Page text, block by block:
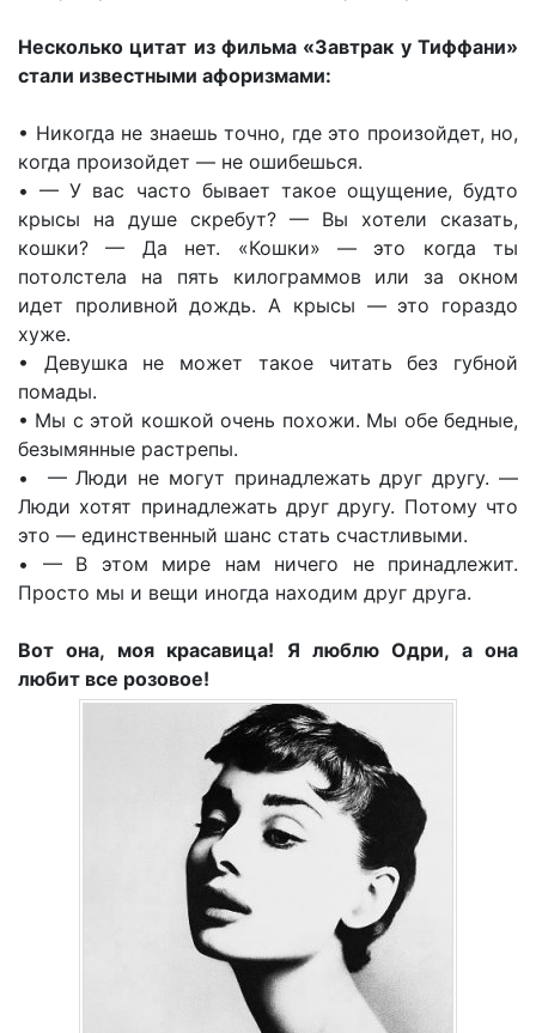
Несколько цитат из фильма «Завтрак у Тиффани»
стали известными афоризмами:
• Никогда не знаешь точно, где это произойдет, но,
когда произойдет — не ошибешься.
• — У вас часто бывает такое ощущение, будто
крысы на душе скребут? — Вы хотели сказать,
кошки? — Да нет. «Кошки» — это когда ты
потолстела на пять килограммов или за окном
идет проливной дождь. А крысы — это гораздо
хуже.
• Девушка не может такое читать без губной
помады.
• Мы с этой кошкой очень похожи. Мы обе бедные,
безымянные растрепы.
• — Люди не могут принадлежать друг другу. —
Люди хотят принадлежать друг другу. Потому что
это — единственный шанс стать счастливыми.
• — В этом мире нам ничего не принадлежит.
Просто мы и вещи иногда находим друг друга.
Вот она, моя красавица! Я люблю Одри, а она
любит все розовое!